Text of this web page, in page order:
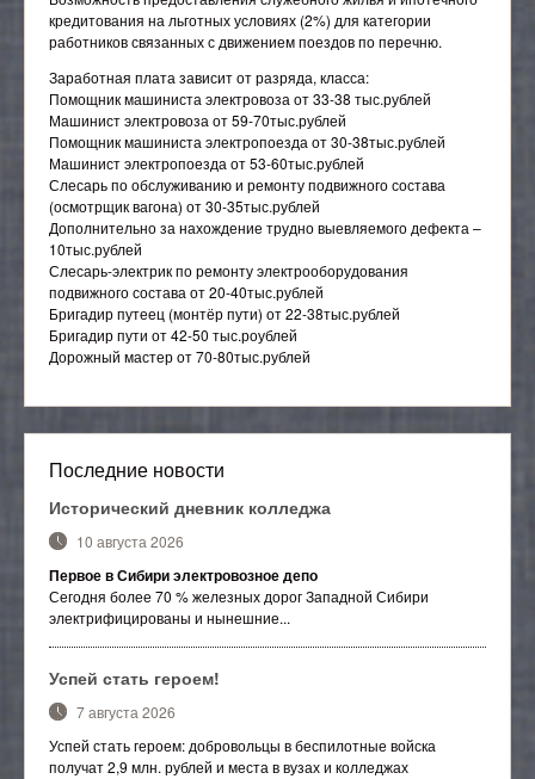
кредитования на льготных условиях (2%) для категории
работников связанных с движением поездов по перечню.
Заработная плата зависит от разряда, класса:
Помощник машиниста электровоза от 33-38 тыс.рублей
Машинист электровоза от 59-70тыс.рублей
Помощник машиниста электропоезда от 30-38тыс.рублей
Машинист электропоезда от 53-60тыс.рублей
Слесарь по обслуживанию и ремонту подвижного состава
(осмотрщик вагона) от 30-35тыс.рублей
Дополнительно за нахождение трудно выевляемого дефекта –
10тыс.рублей
Слесарь-электрик по ремонту электрооборудования
подвижного состава от 20-40тыс.рублей
Бригадир путеец (монтёр пути) от 22-38тыс.рублей
Бригадир пути от 42-50 тыс.роублей
Дорожный мастер от 70-80тыс.рублей
Последние новости
Исторический дневник колледжа
10 августа 2026
Первое в Сибири электровозное депо
Сегодня более 70 % железных дорог Западной Сибири
электрифицированы и нынешние...
Успей стать героем!
7 августа 2026
Успей стать героем: добровольцы в беспилотные войска
получат 2,9 млн. рублей и места в вузах и колледжах